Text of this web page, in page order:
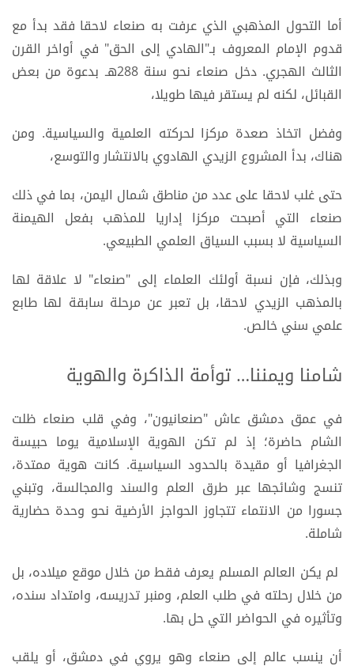
أما التحول المذهبي الذي عرفت به صنعاء لاحقا فقد بدأ مع
قدوم الإمام المعروف بـ"الهادي إلى الحق" في أواخر القرن
الثالث الهجري. دخل صنعاء نحو سنة 288هـ بدعوة من بعض
القبائل، لكنه لم يستقر فيها طويلا،
وفضل اتخاذ صعدة مركزا لحركته العلمية والسياسية. ومن
هناك، بدأ المشروع الزيدي الهادوي بالانتشار والتوسع،
حتى غلب لاحقا على عدد من مناطق شمال اليمن، بما في ذلك
صنعاء التي أصبحت مركزا إداريا للمذهب بفعل الهيمنة
السياسية لا بسبب السياق العلمي الطبيعي.
وبذلك، فإن نسبة أولئك العلماء إلى "صنعاء" لا علاقة لها
بالمذهب الزيدي لاحقا، بل تعبر عن مرحلة سابقة لها طابع
علمي سني خالص.
شامنا ويمننا… توأمة الذاكرة والهوية
في عمق دمشق عاش "صنعانيون"، وفي قلب صنعاء ظلت
الشام حاضرة؛ إذ لم تكن الهوية الإسلامية يوما حبيسة
الجغرافيا أو مقيدة بالحدود السياسية. كانت هوية ممتدة،
تنسج وشائجها عبر طرق العلم والسند والمجالسة، وتبني
جسورا من الانتماء تتجاوز الحواجز الأرضية نحو وحدة حضارية
شاملة.
لم يكن العالم المسلم يعرف فقط من خلال موقع ميلاده، بل
من خلال رحلته في طلب العلم، ومنبر تدريسه، وامتداد سنده،
وتأثيره في الحواضر التي حل بها.
أن ينسب عالم إلى صنعاء وهو يروي في دمشق، أو يلقب